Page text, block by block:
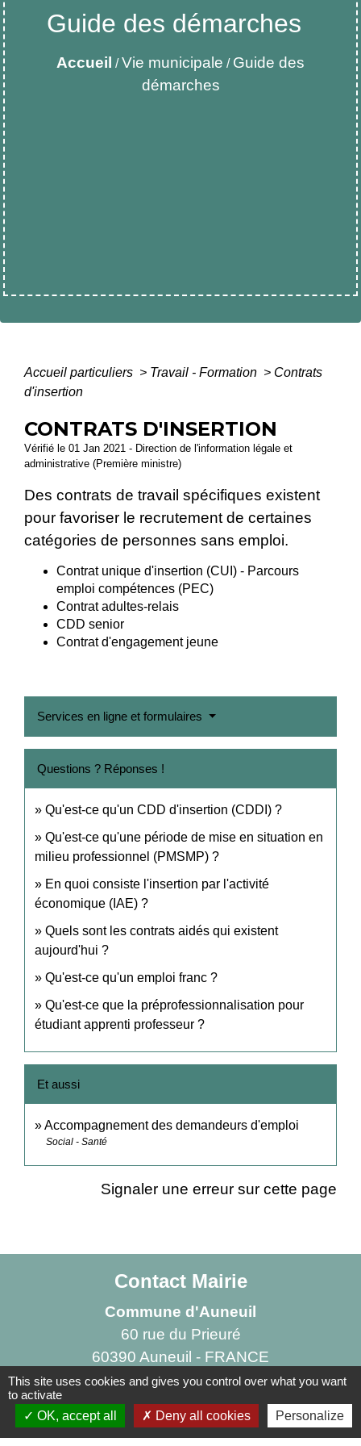
Guide des démarches
Accueil / Vie municipale / Guide des
démarches
Accueil particuliers > Travail - Formation > Contrats
d'insertion
CONTRATS D'INSERTION
Vérifié le 01 Jan 2021 - Direction de l'information légale et
administrative (Première ministre)
Des contrats de travail spécifiques existent
pour favoriser le recrutement de certaines
catégories de personnes sans emploi.
Contrat unique d'insertion (CUI) - Parcours
emploi compétences (PEC)
Contrat adultes-relais
CDD senior
Contrat d'engagement jeune
Services en ligne et formulaires
Questions ? Réponses !
Qu'est-ce qu'un CDD d'insertion (CDDI) ?
Qu'est-ce qu'une période de mise en situation en
milieu professionnel (PMSMP) ?
En quoi consiste l'insertion par l'activité
économique (IAE) ?
Quels sont les contrats aidés qui existent
aujourd'hui ?
Qu'est-ce qu'un emploi franc ?
Qu'est-ce que la préprofessionnalisation pour
étudiant apprenti professeur ?
Et aussi
Accompagnement des demandeurs d'emploi
Social - Santé
Signaler une erreur sur cette page
Contact Mairie
Commune d'Auneuil
60 rue du Prieuré
60390 Auneuil - FRANCE
+33 3 44 47 70 23
Contact par formulaire
This site uses cookies and gives you control over what you want
to activate
OK, accept all
Deny all cookies Personalize